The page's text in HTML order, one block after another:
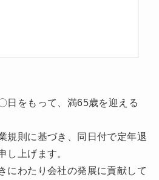
日をもって、満65歳を迎える
規則に基づき、同日付で定年退
し上げます。
にわたり会社の発展に貢献して